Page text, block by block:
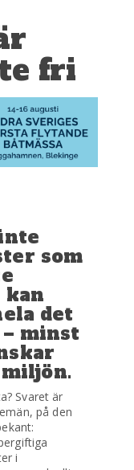
fri
som
det
minst
Svaret är
på den
i